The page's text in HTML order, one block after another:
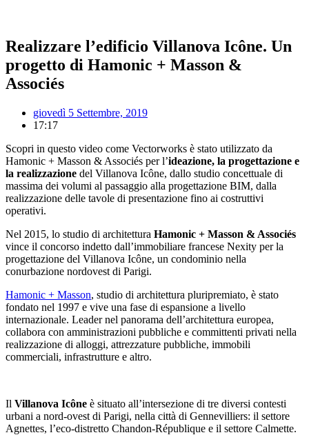
Realizzare l’edificio Villanova Icône. Un
progetto di Hamonic + Masson &
Associés
giovedì 5 Settembre, 2019
17:17
Scopri in questo video come Vectorworks è stato utilizzato da
Hamonic + Masson & Associés per l’ideazione, la progettazione e
la realizzazione del Villanova Icône, dallo studio concettuale di
massima dei volumi al passaggio alla progettazione BIM, dalla
realizzazione delle tavole di presentazione fino ai costruttivi
operativi.
Nel 2015, lo studio di architettura Hamonic + Masson & Associés
vince il concorso indetto dall’immobiliare francese Nexity per la
progettazione del Villanova Icône, un condominio nella
conurbazione nordovest di Parigi.
Hamonic + Masson, studio di architettura pluripremiato, è stato
fondato nel 1997 e vive una fase di espansione a livello
internazionale. Leader nel panorama dell’architettura europea,
collabora con amministrazioni pubbliche e committenti privati nella
realizzazione di alloggi, attrezzature pubbliche, immobili
commerciali, infrastrutture e altro.
Il Villanova Icône è situato all’intersezione di tre diversi contesti
urbani a nord-ovest di Parigi, nella città di Gennevilliers: il settore
Agnettes, l’eco-distretto Chandon-République e il settore Calmette.